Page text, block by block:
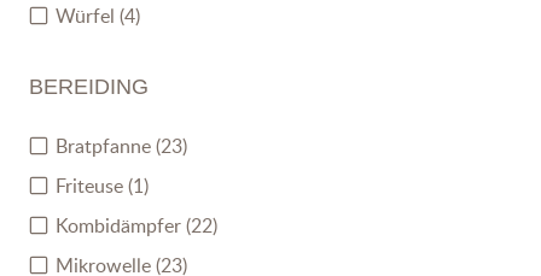
Würfel (4)
BEREIDING
Bratpfanne(23)
Friteuse(1)
Kombidämpfer(22)
Mikrowelle(23)